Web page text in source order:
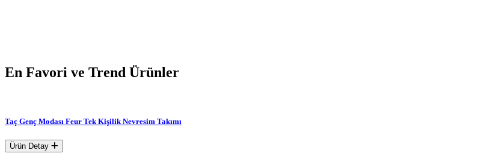
En Favori ve Trend Ürünler
Taç Genç Modası Feur Tek Kişilik Nevresim Takımı
Ürün Detay